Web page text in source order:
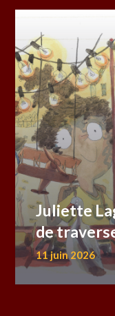
Juliette
de
11 juin 2026